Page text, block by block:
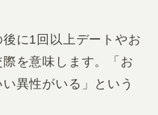
に1回以上デートやお
を意味します。「お
異性がいる」という